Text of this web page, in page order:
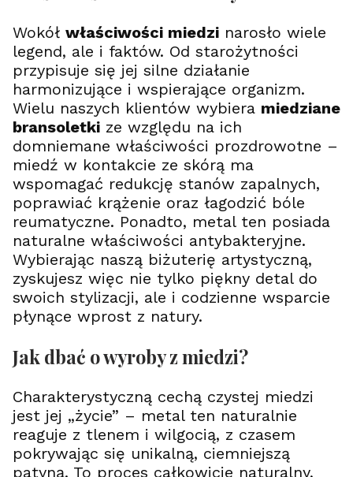
Wokół właściwości miedzi narosło wiele
legend, ale i faktów. Od starożytności
przypisuje się jej silne działanie
harmonizujące i wspierające organizm.
Wielu naszych klientów wybiera miedziane
bransoletki ze względu na ich
domniemane właściwości prozdrowotne –
miedź w kontakcie ze skórą ma
wspomagać redukcję stanów zapalnych,
poprawiać krążenie oraz łagodzić bóle
reumatyczne. Ponadto, metal ten posiada
naturalne właściwości antybakteryjne.
Wybierając naszą biżuterię artystyczną,
zyskujesz więc nie tylko piękny detal do
swoich stylizacji, ale i codzienne wsparcie
płynące wprost z natury.
Jak dbać o wyroby z miedzi?
Charakterystyczną cechą czystej miedzi
jest jej „życie” – metal ten naturalnie
reaguje z tlenem i wilgocią, z czasem
pokrywając się unikalną, ciemniejszą
patyną. To proces całkowicie naturalny,